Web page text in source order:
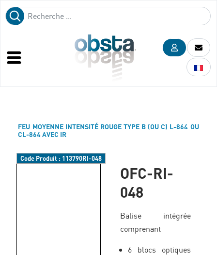
FEU MOYENNE INTENSITÉ ROUGE TYPE B (OU C) L-864 OU
CL-864 AVEC IR
Code Produit : 113790RI-048
OFC-RI-
048
Balise intégrée
comprenant
6 blocs optiques